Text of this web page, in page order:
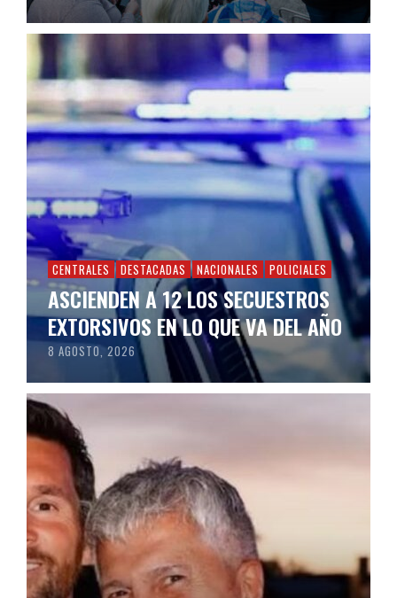
CENTRALES DESTACADAS NACIONALES POLICIALES
ASCIENDEN A 12 LOS SECUESTROS
EXTORSIVOS EN LO QUE VA DEL AÑO
8 AGOSTO, 2026